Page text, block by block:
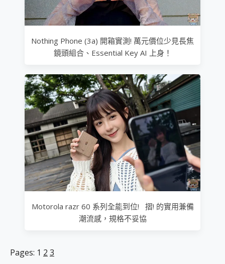
Nothing Phone (3a) 開箱實測! 萬元價位少見長焦
鏡頭組合、Essential Key AI 上身！
Motorola razr 60 系列全能到位! 摺! 的實用兼備
潮流感，規格不妥協
Pages: 1 2 3